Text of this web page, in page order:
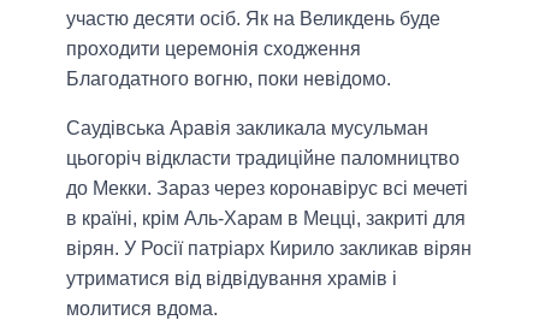
участю десяти осіб. Як на Великдень буде
проходити церемонія сходження
Благодатного вогню, поки невідомо.
Саудівська Аравія закликала мусульман
цьогоріч відкласти традиційне паломництво
до Мекки. Зараз через коронавірус всі мечеті
в країні, крім Аль-Харам в Мецці, закриті для
вірян. У Росії патріарх Кирило закликав вірян
утриматися від відвідування храмів і
молитися вдома.